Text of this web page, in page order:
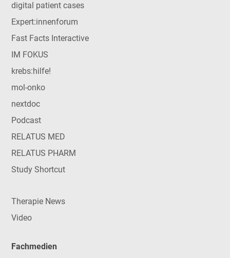
digital patient cases
Expert:innenforum
Fast Facts Interactive
IM FOKUS
krebs:hilfe!
mol-onko
nextdoc
Podcast
RELATUS MED
RELATUS PHARM
Study Shortcut
Therapie News
Video
Fachmedien